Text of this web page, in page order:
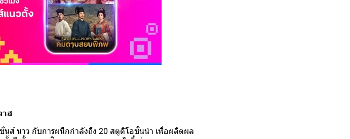
าส
ส์ นาว กับการผนึกกำลังถึง 20 สตูดิโอชั้นนำ เพื่อผลิตผล